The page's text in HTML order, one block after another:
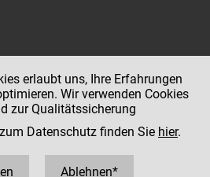
erlaubt uns, Ihre Erfahrungen
Wir verwenden Cookies
zur Qualitätssicherung
Datenschutz finden Sie hier.
Ablehnen*